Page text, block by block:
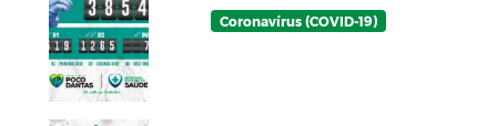
Coronavírus (COVID-19)